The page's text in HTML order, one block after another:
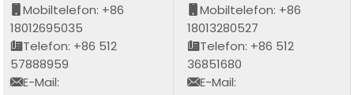
Mobiltelefon: +86
18012695035
Telefon: +86 512
57888959
E-Mail:
Mobiltelefon: +86
18013280527
Telefon: +86 512
36851680
E-Mail: